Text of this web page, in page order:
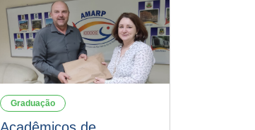
Graduação